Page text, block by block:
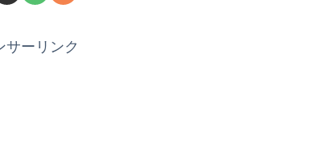
サーリンク